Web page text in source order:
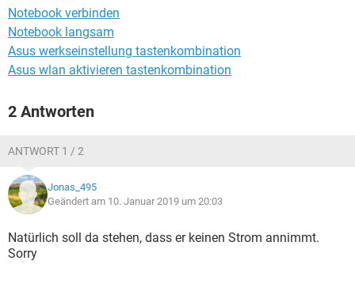
Notebook verbinden
Notebook langsam
Asus werkseinstellung tastenkombination
Asus wlan aktivieren tastenkombination
2 Antworten
ANTWORT 1 / 2
Jonas_495
Geändert am 10. Januar 2019 um 20:03
Natürlich soll da stehen, dass er keinen Strom annimmt.
Sorry